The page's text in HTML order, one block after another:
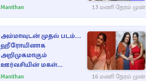
பள்ளம்!
Manithan 13 மணி நேரம் முன்
அம்மாவுடன் முதல் படம்...
ஹீரோயினாக
அறிமுகமாகும்
ஊர்வசியின் மகள்
தேஜலட்சுமி!
Manithan 16 மணி நேரம் முன்